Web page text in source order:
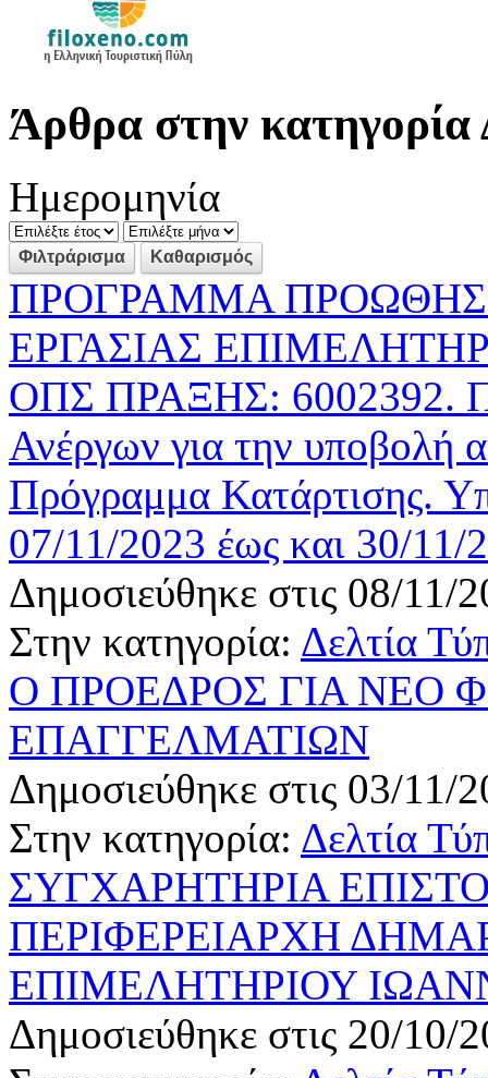
Άρθρα στην κατηγορία
Ημερομηνία
ΠΡΟΓΡΑΜΜΑ
ΕΡΓΑΣΙΑΣ
ΟΠΣ ΠΡΑΞΗΣ: 6002392.
Ανέργων για την υποβολή
Πρόγραμμα Κατάρτισης.
07/11/2023 έως και 30/11/
Δημοσιεύθηκε στις 08/11/
Στην κατηγορία: Δελτία
Ο ΠΡΟΕΔΡΟΣ ΓΙΑ ΝΕΟ
ΕΠΑΓΓΕΛΜΑΤΙΩΝ
Δημοσιεύθηκε στις 03/11/
Στην κατηγορία: Δελτία
ΣΥΓΧΑΡΗΤΗΡΙΑ
ΠΕΡΙΦΕΡΕΙΑΡΧΗ
ΕΠΙΜΕΛΗΤΗΡΙΟΥ
Δημοσιεύθηκε στις 20/10/